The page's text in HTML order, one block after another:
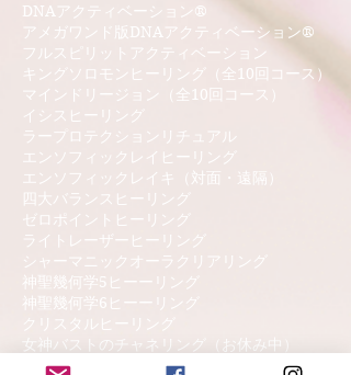
DNAアクティベーション®
アメガワンド版 DNAアクティベーション®
フルスピリットアクティベーション
キングソロモンヒーリング（全10回コース）
​マインドリージョン（全10回コース）
イシスヒーリング
ラープロテクションリチュア ル
エンソフィックレイヒーリング
エンソフィックレイキ（対面・遠隔）
四大バランスヒーリング
ゼロポイントヒーリング
ライトレーザーヒーリング
​シャーマニックオーラクリアリング
​神聖幾何学5ヒーーリング
​神聖幾何学6ヒーーリング
クリスタルヒーリング
女神バストのチャネリング（お休み中）